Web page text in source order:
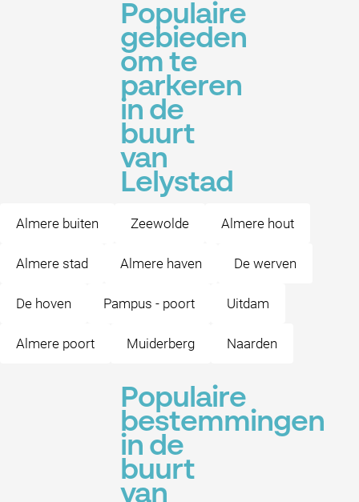
Populaire
gebieden
om te
parkeren
in de
buurt
van
Lelystad
Almere buiten Zeewolde Almere hout
Almere stad Almere haven De werven
De hoven Pampus - poort Uitdam
Almere poort Muiderberg Naarden
Populaire
bestemmingen
in de
buurt
van